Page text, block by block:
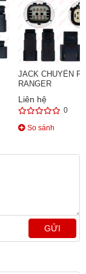
JACK CHUYỂN
RANGER
Liên hệ
0
So sánh
GỬI